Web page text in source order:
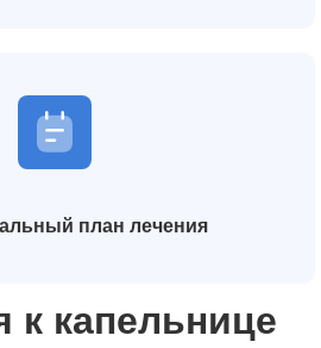
план лечения
к капельнице